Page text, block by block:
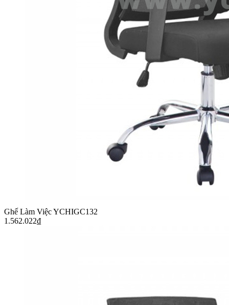
Ghế Làm Việc YCHIGC132
1.562.022₫